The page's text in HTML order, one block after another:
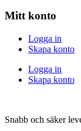
Mitt konto
Logga in
Skapa konto
Logga in
Skapa konto
Snabb och säker